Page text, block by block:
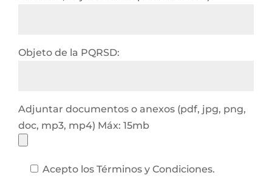
Objeto de la PQRSD:
Adjuntar documentos o anexos (pdf, jpg, png,
doc, mp3, mp4) Máx: 15mb
Acepto los Términos y Condiciones.